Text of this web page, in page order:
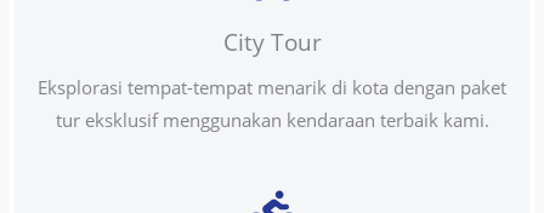
City Tour
Eksplorasi tempat-tempat menarik di kota dengan paket
tur eksklusif menggunakan kendaraan terbaik kami.